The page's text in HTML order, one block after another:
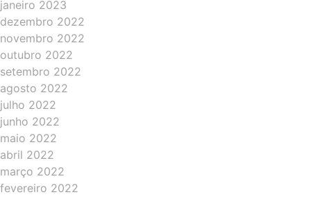
janeiro 2023
dezembro 2022
novembro 2022
outubro 2022
setembro 2022
agosto 2022
julho 2022
junho 2022
maio 2022
abril 2022
março 2022
fevereiro 2022